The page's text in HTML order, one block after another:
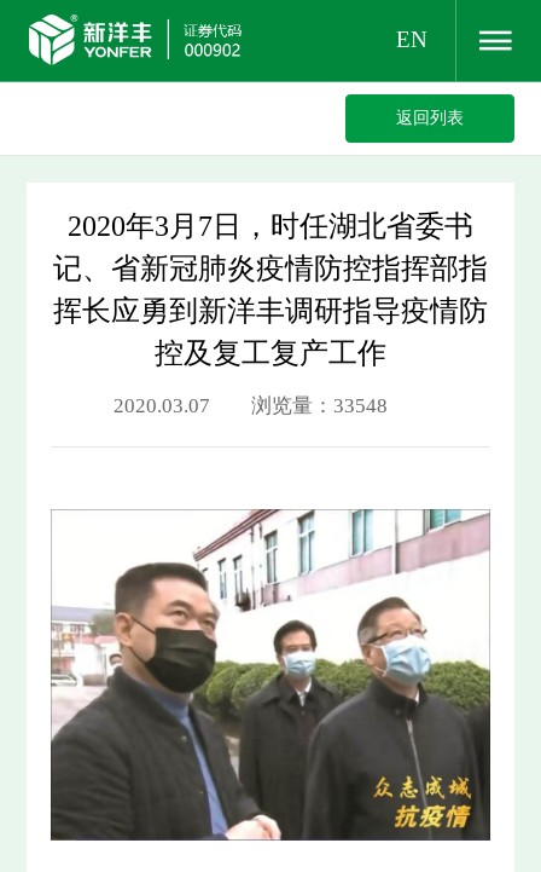
EN
返回列表
2020年3月7日，时任湖北省委书
记、省新冠肺炎疫情防控指挥部指
挥长应勇到新洋丰调研指导疫情防
控及复工复产工作
2020.03.07 浏览量：33548